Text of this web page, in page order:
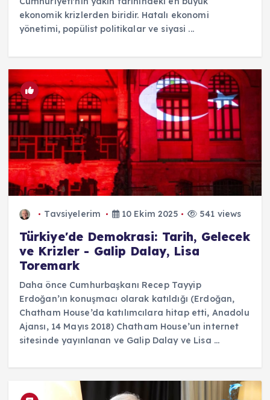
ekonomik krizlerden biridir. Hatalı ekonomi
yönetimi, popülist politikalar ve siyasi ...
Tavsiyelerim 10 Ekim 2025 541 views
Türkiye'de Demokrasi: Tarih, Gelecek
ve Krizler - Galip Dalay, Lisa
Toremark
Daha önce Cumhurbaşkanı Recep Tayyip
Erdoğan’ın konuşmacı olarak katıldığı (Erdoğan,
Chatham House’da katılımcılara hitap etti, Anadolu
Ajansı, 14 Mayıs 2018) Chatham House’un internet
sitesinde yayınlanan ve Galip Dalay ve Lisa ...